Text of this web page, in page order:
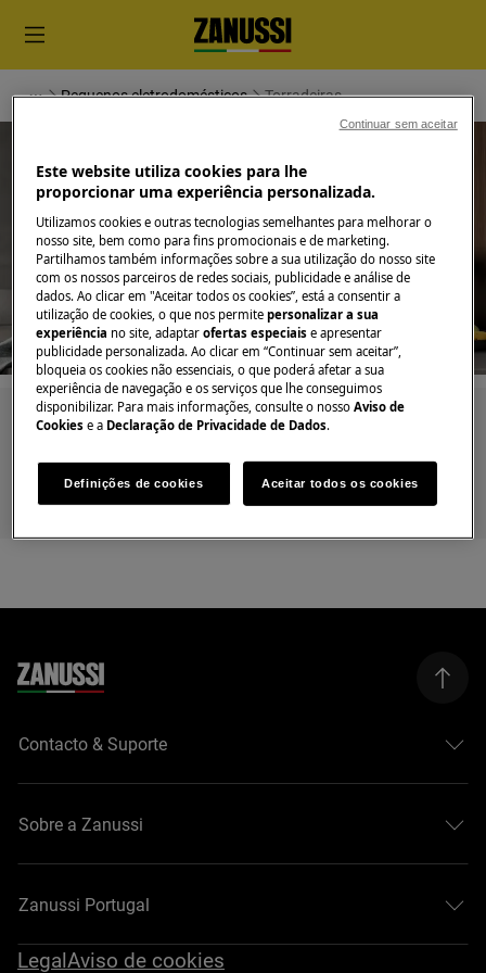
Pequenos eletrodomésticos Torradeiras
Apoio a Torradeiras
Pesquise entre os nossos artigos de suporte
Contacto & Suporte
Sobre a Zanussi
Zanussi Portugal
LegalAviso de cookies
Este website utiliza cookies para lhe
proporcionar uma experiência personalizada.
Utilizamos cookies e outras tecnologias semelhantes para melhorar o
nosso site, bem como para fins promocionais e de marketing.
Partilhamos também informações sobre a sua utilização do nosso site
com os nossos parceiros de redes sociais, publicidade e análise de
dados. Ao clicar em "Aceitar todos os cookies”, está a consentir a
utilização de cookies, o que nos permitepersonalizar a sua
experiência no site, adaptarofertas especiaise apresentar
publicidade personalizada. Ao clicar em “Continuar sem aceitar”,
bloqueia os cookies não essenciais, o que poderá afetar a sua
experiência de navegação e os serviços que lhe conseguimos
disponibilizar. Para mais informações, consulte o nossoAviso de
Cookies e a Declaração de Privacidade de Dados.
Definições de cookies Aceitar todos os cookies
Continuar sem aceitar